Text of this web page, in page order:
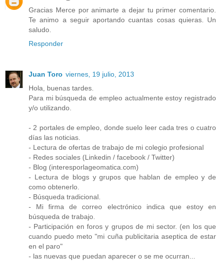
Gracias Merce por animarte a dejar tu primer comentario.
Te animo a seguir aportando cuantas cosas quieras. Un
saludo.
Responder
Juan Toro viernes, 19 julio, 2013
Hola, buenas tardes.
Para mi búsqueda de empleo actualmente estoy registrado
y/o utilizando.
- 2 portales de empleo, donde suelo leer cada tres o cuatro
días las noticias.
- Lectura de ofertas de trabajo de mi colegio profesional
- Redes sociales (Linkedin / facebook / Twitter)
- Blog (interesporlageomatica.com)
- Lectura de blogs y grupos que hablan de empleo y de
como obtenerlo.
- Búsqueda tradicional.
- Mi firma de correo electrónico indica que estoy en
búsqueda de trabajo.
- Participación en foros y grupos de mi sector. (en los que
cuando puedo meto "mi cuña publicitaria aseptica de estar
en el paro"
- las nuevas que puedan aparecer o se me ocurran...